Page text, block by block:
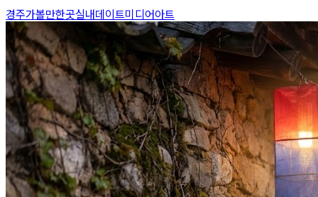
경주가볼만한곳실내데이트미디어아트